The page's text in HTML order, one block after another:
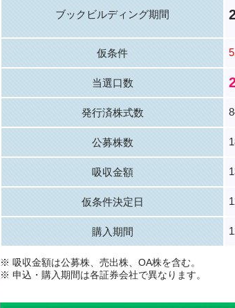
ブックビルディング期間
仮条件
当選口数
発行済株式数
公募株数
吸収金額
仮条件決定日
購入期間
※ 吸収金額は公募株、売出株、OA株を含む。
※ 申込・購入期間は各証券会社で異なります。